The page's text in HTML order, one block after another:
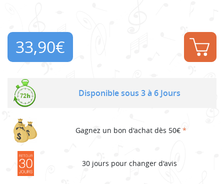
33,90€
Disponible sous 3 à 6 Jours
Gagnez un bon d'achat dès 50€ *
30 jours pour changer d'avis